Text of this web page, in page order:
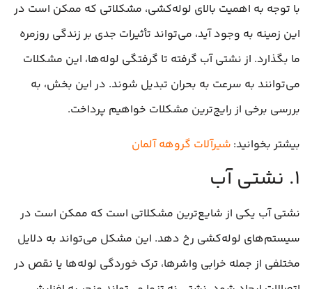
با توجه به اهمیت بالای لوله‌کشی، مشکلاتی که ممکن است در
این زمینه به وجود آید، می‌تواند تأثیرات جدی بر زندگی روزمره
ما بگذارد. از نشتی آب گرفته تا گرفتگی لوله‌ها، این مشکلات
می‌توانند به سرعت به بحران تبدیل شوند. در این بخش، به
بررسی برخی از رایج‌ترین مشکلات خواهیم پرداخت.
بیشتر بخوانید: شیرآلات گروهه آلمان
۱. نشتی آب
نشتی آب یکی از شایع‌ترین مشکلاتی است که ممکن است در
سیستم‌های لوله‌کشی رخ دهد. این مشکل می‌تواند به دلایل
مختلفی از جمله خرابی واشرها، ترک خوردگی لوله‌ها یا نقص در